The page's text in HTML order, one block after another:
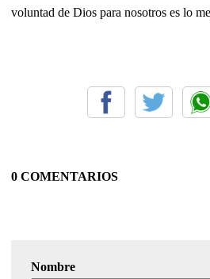
voluntad de Dios para nosotros es lo
0 COMENTARIOS
Nombre